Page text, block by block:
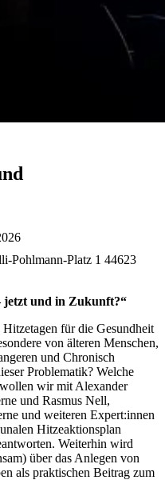
Pohlmann-Platz 1 44623
jetzt und in Zukunft?“
für die Gesundheit
von älteren Menschen,
und Chronisch
Problematik? Welche
wir mit Alexander
und Rasmus Nell,
und weiteren Expert:innen
Hitzeaktionsplan
Weiterhin wird
über das Anlegen von
als praktischen Beitrag zum